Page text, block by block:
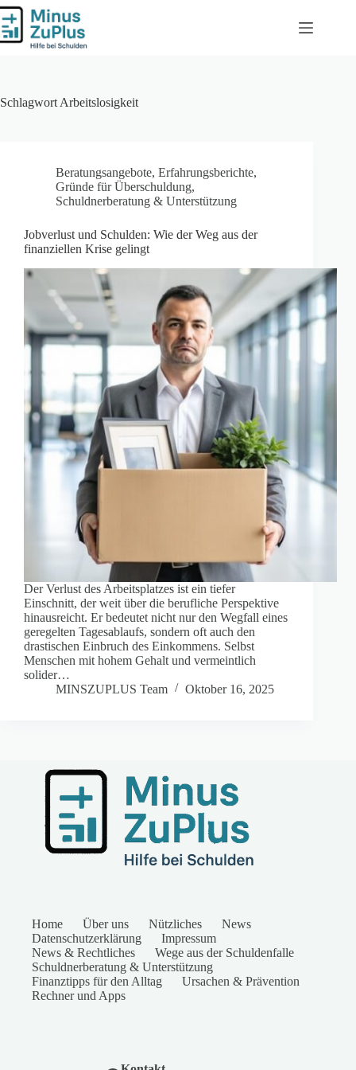
Zum
Inhalt
springen
Schlagwort Arbeitslosigkeit
Beratungsangebote, Erfahrungsberichte,
Gründe für Überschuldung,
Schuldnerberatung & Unterstützung
Jobverlust und Schulden: Wie der Weg aus der
finanziellen Krise gelingt
Der Verlust des Arbeitsplatzes ist ein tiefer
Einschnitt, der weit über die berufliche Perspektive
hinausreicht. Er bedeutet nicht nur den Wegfall eines
geregelten Tagesablaufs, sondern oft auch den
drastischen Einbruch des Einkommens. Selbst
Menschen mit hohem Gehalt und vermeintlich
solider…
MINSZUPLUS Team
Oktober 16, 2025
Home Über uns Nützliches
News
Datenschutzerklärung
Impressum
News & Rechtliches
Wege aus der Schuldenfalle
Schuldnerberatung & Unterstützung
Finanztipps für den Alltag
Ursachen & Prävention
Rechner und Apps